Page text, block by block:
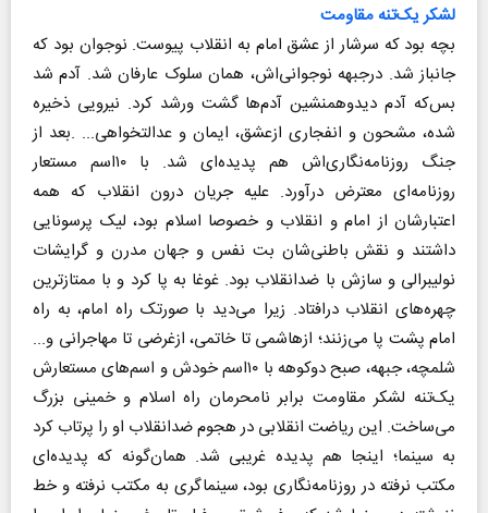
لشکر یک‌تنه مقاومت
بچه بود که سرشار از عشق امام به انقلاب پیوست. نوجوان بود که
جانباز شد. درجبهه نوجوانی‌اش، همان سلوک عارفان شد. آدم شد
بس‌که آدم دیدوهمنشین آدم‌ها گشت ورشد کرد. نیرویی ذخیره
شده، مشحون و انفجاری ازعشق، ایمان و عدالتخواهی...‌ .بعد از
جنگ روزنامه‌نگاری‌اش هم پدیده‌ای شد. با ۱۰اسم مستعار
روزنامه‌ای معترض درآورد. علیه جریان درون انقلاب که همه
اعتبارشان از امام و انقلاب و خصوصا اسلام بود، لیک پرسونایی
داشتند و نقش باطنی‌شان بت نفس و جهان مدرن و گرایشات
نولیبرالی و سازش با ضد‌انقلاب بود. غوغا به پا کرد و با ممتازترین
چهره‌های انقلاب در‌افتاد. زیرا می‌دید با صورتک راه امام، به راه
امام پشت پا می‌زنند؛ ازهاشمی تا خاتمی، ازغرضی تا مهاجرانی و...
شلمچه، جبهه، صبح دوکوهه با ۱۰اسم خودش و اسم‌های مستعارش
یک‌تنه لشکر مقاومت برابر نامحرمان راه اسلام و خمینی بزرگ
می‌ساخت. این ریاضت انقلابی در هجوم ضدانقلاب او را پرتاب کرد
به سینما؛ اینجا هم پدیده غریبی شد. همان‌گونه که پدیده‌ای
مکتب نرفته در روزنامه‌نگاری بود، سینماگری به مکتب نرفته و خط